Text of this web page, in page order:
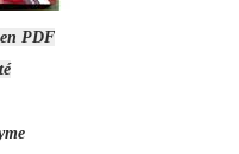
PDF